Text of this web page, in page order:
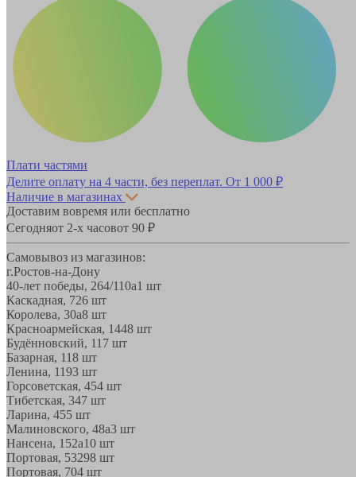
Плати частями
Делите оплату на 4 части, без переплат. От 1 000 ₽
Наличие в магазинах
Доставим вовремя или бесплатно
Сегодняот 2-х часовот 90 ₽
Самовывоз из магазинов:
г.Ростов-на-Дону
40-лет победы, 264/110а1 шт
Каскадная, 726 шт
Королева, 30а8 шт
Красноармейская, 1448 шт
Будённовский, 11 7 шт
Базарная, 118 шт
Ленина, 1193 шт
Горсоветская, 454 шт
Тибетская, 347 шт
Ларина, 455 шт
Малиновского, 48а3 шт
Нансена, 152а10 шт
Портовая, 53298 шт
Портовая, 704 шт